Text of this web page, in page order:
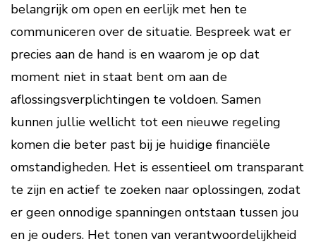
belangrijk om open en eerlijk met hen te
communiceren over de situatie. Bespreek wat er
precies aan de hand is en waarom je op dat
moment niet in staat bent om aan de
aflossingsverplichtingen te voldoen. Samen
kunnen jullie wellicht tot een nieuwe regeling
komen die beter past bij je huidige financiële
omstandigheden. Het is essentieel om transparant
te zijn en actief te zoeken naar oplossingen, zodat
er geen onnodige spanningen ontstaan tussen jou
en je ouders. Het tonen van verantwoordelijkheid